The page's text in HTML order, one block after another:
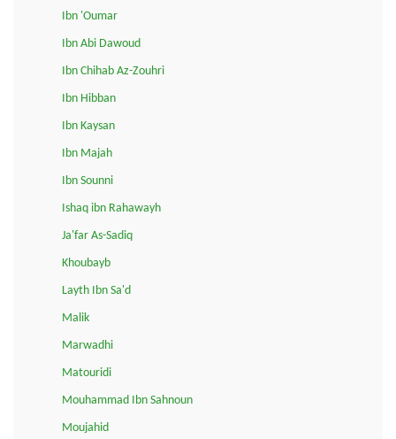
Ibn 'Oumar
Ibn Abi Dawoud
Ibn Chihab Az-Zouhri
Ibn Hibban
Ibn Kaysan
Ibn Majah
Ibn Sounni
Ishaq ibn Rahawayh
Ja'far As-Sadiq
Khoubayb
Layth Ibn Sa'd
Malik
Marwadhi
Matouridi
Mouhammad Ibn Sahnoun
Moujahid